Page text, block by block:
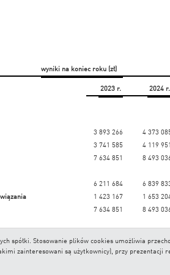
wyniki na koniec roku (zł)
2023 r.
2024 r.
3 893 266 4 373
3 741 585 4 119 951
7 634 851 8 493
6 211 684 6 839
1 423 167 1 653
7 634 851 8 493
są jednostkowe, sporządzane zgodnie z Ustawą
Stosowanie plików cookies umożliwia
zainteresowani są użytkownicy), przy